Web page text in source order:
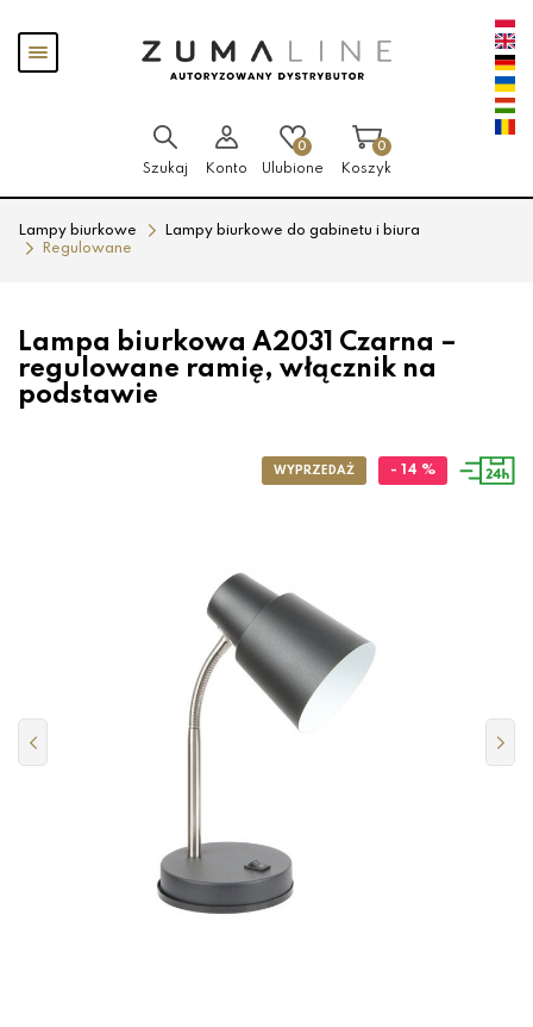
Pokaż
menu
Szukaj Konto
0
Ulubione
0
Koszyk
Lampy biurkowe
Lampy biurkowe do gabinetu i biura
Regulowane
Lampa biurkowa A2031 Czarna –
regulowane ramię, włącznik na
podstawie
- 14 %